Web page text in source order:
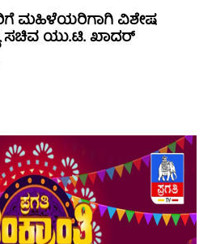
ಮಹಿಳೆಯರಿಗಾಗಿ ವಿಶೇಷ
ಸಚಿವ ಯು.ಟಿ. ಖಾದರ್